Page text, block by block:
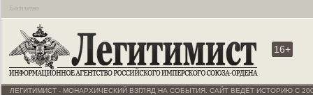
Бесплатно
16+
ЛЕГИТИМИСТ - МОНАРХИЧЕСКИЙ ВЗГЛЯД НА СОБЫТИЯ. САЙТ ВЕДЁТ ИСТОРИЮ С